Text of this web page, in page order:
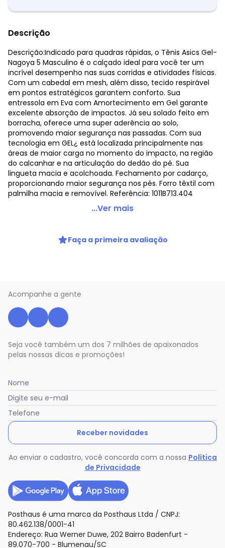
Descrição
Descrição:Indicado para quadras rápidas, o Tênis Asics Gel-
Nagoya 5 Masculino é o calçado ideal para você ter um
incrível desempenho nas suas corridas e atividades físicas.
Com um cabedal em mesh, além disso, tecido respirável
em pontos estratégicos garantem conforto. Sua
entressola em Eva com Amortecimento em Gel garante
excelente absorção de impactos. Já seu solado feito em
borracha, oferece uma super aderência ao solo,
promovendo maior segurança nas passadas. Com sua
tecnologia em GEL¿ está localizada principalmente nas
áreas de maior carga no momento do impacto, na região
do calcanhar e na articulação do dedão do pé. Sua
lingueta macia e acolchoada. Fechamento por cadarço,
proporcionando maior segurança nos pés. Forro têxtil com
palmilha macia e removível. Referência: 1011B713.404
Asics - Tênis Asics Gel-Nagoya 5 Masculino Azul
Histórico de preços
julho/2026
maio/2026
abril/2026
fevereiro/2026 N/D*
...Ver mais
Faça a primeira avaliação
Acompanhe a gente
Seja você também um dos 7 milhões de apaixonados
pelas nossas dicas e promoções!
Nome
Digite seu e-mail
Telefone
Receber novidades
Ao enviar o cadastro, você concorda com a nossa Política
de Privacidade
Posthaus é uma marca da Posthaus Ltda / CNPJ:
80.462.138/0001-41
Endereço: Rua Werner Duwe, 202 Bairro Badenfurt -
89.070-700 - Blumenau/SC